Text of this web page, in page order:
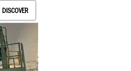
DISCOVER